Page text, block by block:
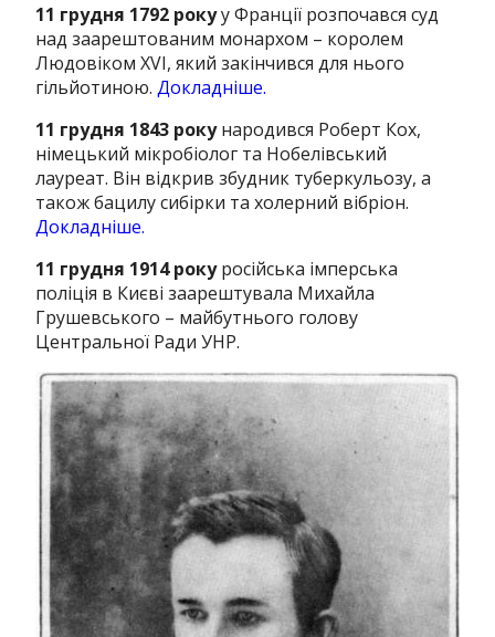
11 грудня 1792 рокуу Франції розпочався суд
над заарештованим монархом – королем
Людовіком XVI, який закінчився для нього
гільйотиною.Докладніше.
11 грудня 1843 рокународився Роберт Кох,
німецький мікробіолог та Нобелівський
лауреат. Він відкрив збудник туберкульозу, а
також бацилу сибірки та холерний вібріон.
Докладніше.
11 грудня 1914 рокуросійська імперська
поліція в Києві заарештувала Михайла
Грушевського – майбутнього голову
Центральної Ради УНР.